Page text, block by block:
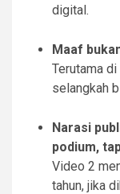
digital.
Maaf
Terutama
selangkah
Narasi
podium,
Video 2
tahun, jika